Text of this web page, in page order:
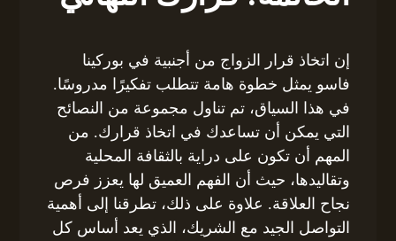
إن اتخاذ قرار الزواج من أجنبية في بوركينا
فاسو يمثل خطوة هامة تتطلب تفكيرًا مدروسًا.
في هذا السياق، تم تناول مجموعة من النصائح
التي يمكن أن تساعدك في اتخاذ قرارك. من
المهم أن تكون على دراية بالثقافة المحلية
وتقاليدها، حيث أن الفهم العميق لها يعزز فرص
نجاح العلاقة. علاوة على ذلك، تطرقنا إلى أهمية
التواصل الجيد مع الشريك، الذي يعد أساس كل